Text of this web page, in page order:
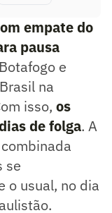
empate do
pausa
e
na
isso, os
de folga. A
se
o usual, no dia